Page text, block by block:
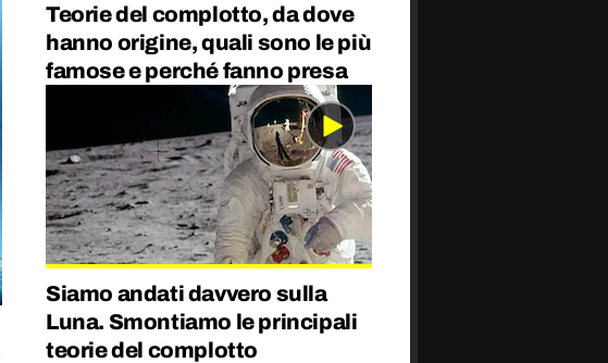
Teorie del complotto, da dove
hanno origine, quali sono le più
famose e perché fanno presa
Siamo andati davvero sulla
Luna. Smontiamo le principali
teorie del complotto